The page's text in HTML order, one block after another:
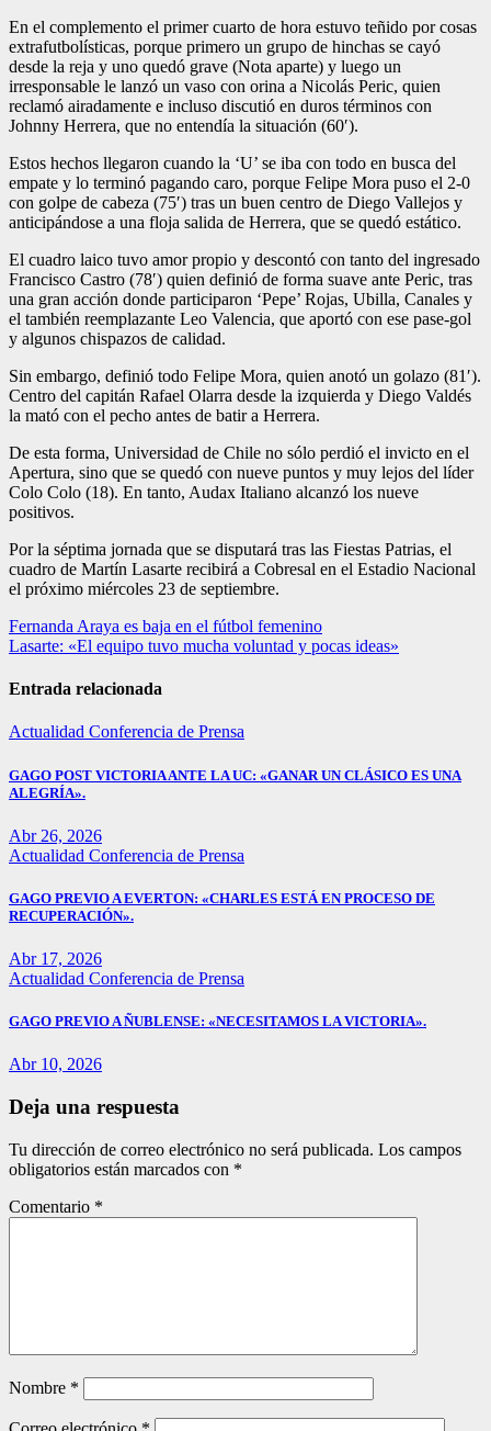
En el complemento el primer cuarto de hora estuvo teñido por cosas
extrafutbolísticas, porque primero un grupo de hinchas se cayó
desde la reja y uno quedó grave (Nota aparte) y luego un
irresponsable le lanzó un vaso con orina a Nicolás Peric, quien
reclamó airadamente e incluso discutió en duros términos con
Johnny Herrera, que no entendía la situación (60′).
Estos hechos llegaron cuando la ‘U’ se iba con todo en busca del
empate y lo terminó pagando caro, porque Felipe Mora puso el 2-0
con golpe de cabeza (75′) tras un buen centro de Diego Vallejos y
anticipándose a una floja salida de Herrera, que se quedó estático.
El cuadro laico tuvo amor propio y descontó con tanto del ingresado
Francisco Castro (78′) quien definió de forma suave ante Peric, tras
una gran acción donde participaron ‘Pepe’ Rojas, Ubilla, Canales y
el también reemplazante Leo Valencia, que aportó con ese pase-gol
y algunos chispazos de calidad.
Sin embargo, definió todo Felipe Mora, quien anotó un golazo (81′).
Centro del capitán Rafael Olarra desde la izquierda y Diego Valdés
la mató con el pecho antes de batir a Herrera.
De esta forma, Universidad de Chile no sólo perdió el invicto en el
Apertura, sino que se quedó con nueve puntos y muy lejos del líder
Colo Colo (18). En tanto, Audax Italiano alcanzó los nueve
positivos.
Por la séptima jornada que se disputará tras las Fiestas Patrias, el
cuadro de Martín Lasarte recibirá a Cobresal en el Estadio Nacional
el próximo miércoles 23 de septiembre.
Navegación
de
entradas
Fernanda Araya es baja en el fútbol femenino
Lasarte: «El equipo tuvo mucha voluntad y pocas ideas»
Entrada relacionada
Actualidad Conferencia de Prensa
GAGO POST VICTORIA ANTE LA UC: «GANAR UN CLÁSICO ES UNA
ALEGRÍA».
Abr 26, 2026
Actualidad Conferencia de Prensa
GAGO PREVIO A EVERTON: «CHARLES ESTÁ EN PROCESO DE
RECUPERACIÓN».
Abr 17, 2026
Actualidad Conferencia de Prensa
GAGO PREVIO A ÑUBLENSE: «NECESITAMOS LA VICTORIA».
Abr 10, 2026
Deja una respuesta
Tu dirección de correo electrónico no será publicada. Los campos
obligatorios están marcados con *
Comentario *
Nombre *